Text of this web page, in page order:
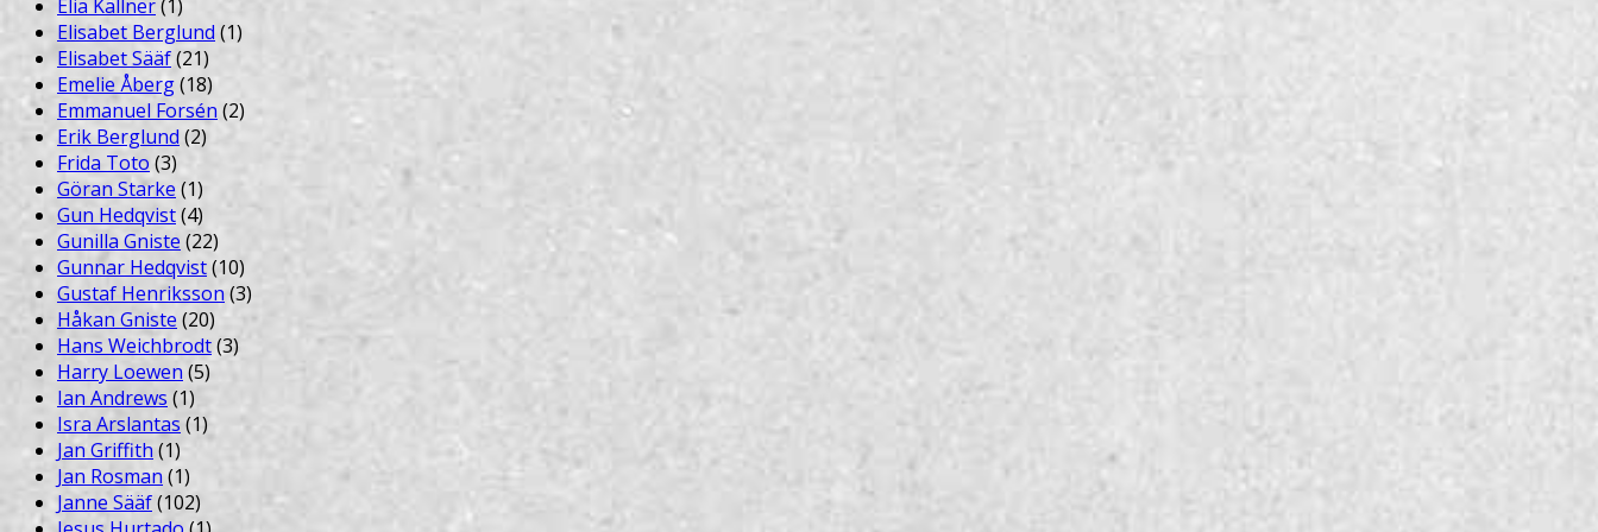
Elia Källner(1)
Elisabet Berglund (1)
Elisabet Sääf(21)
Emelie Åberg(18)
Emmanuel Forsén (2)
Erik Berglund (2)
Frida Toto (3)
Göran Starke (1)
Gun Hedqvist(4)
Gunilla Gniste (22)
Gunnar Hedqvist(10)
Gustaf Henriksson(3)
Håkan Gniste (20)
Hans Weichbrodt(3)
Harry Loewen(5)
Ian Andrews (1)
Isra Arslantas (1)
Jan Griffith(1)
Jan Rosman(1)
Janne Sääf(102)